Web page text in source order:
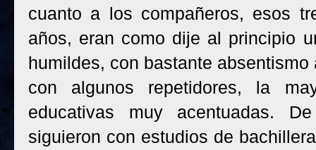
cuanto a los compañeros, esos
años, eran como dije al principio
humildes, con bastante
con algunos repetidores, la
educativas muy acentuadas.
siguieron con estudios de